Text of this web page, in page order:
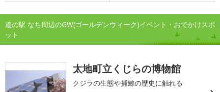
道の駅 なち周辺のGW(ゴールデンウィーク)イベント・おでかけスポ
ット
太地町立くじらの博物館
クジラの生態や捕鯨の歴史に触れる